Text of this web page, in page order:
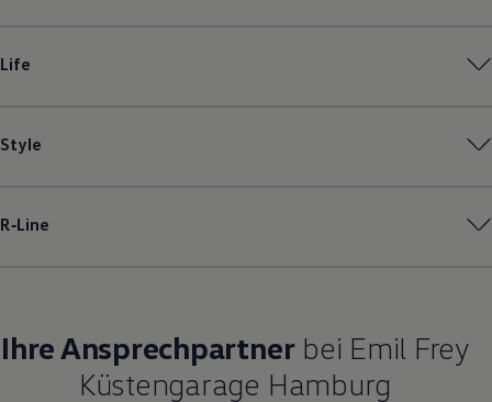
Life
Style
R‑Line
Ihre Ansprechpartnerbei Emil Frey
Küstengarage Hamburg